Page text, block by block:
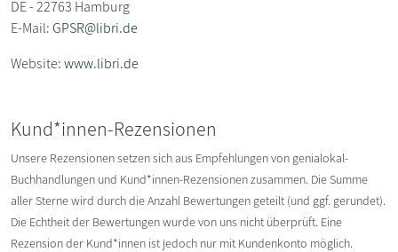
DE - 22763 Hamburg
E-Mail:GPSR@libri.de
Website:www.libri.de
Kund*innen-Rezensionen
Unsere Rezensionen setzen sich aus Empfehlungen von genialokal-
Buchhandlungen und Kund*innen-Rezensionen zusammen. Die Summe
aller Sterne wird durch die Anzahl Bewertungen geteilt (und ggf. gerundet).
Die Echtheit der Bewertungen wurde von uns nicht überprüft. Eine
Rezension der Kund*innen ist jedoch nur mit Kundenkonto möglich.